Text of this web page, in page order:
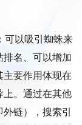
可以吸引蜘蛛来
排名、可以增加
主要作用体现在
上。通过在其他
链），搜索引